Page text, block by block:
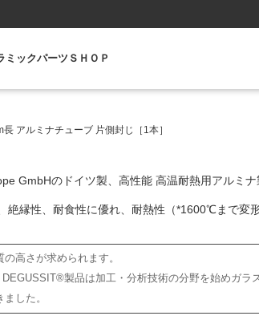
ミックパーツＳＨＯＰ
アルミナチューブ 片側封じ［1本］
GmbHのドイツ製、高性能 高温耐熱用アルミ
絶縁性、耐食性に優れ、耐熱性（*1600℃まで変
高さが求められます。
製品は加工・分析技術の分野を始めガラ
した。